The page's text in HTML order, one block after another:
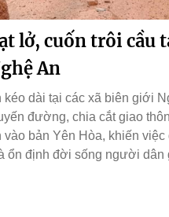
lở, cuốn trôi cầu
An
kéo dài tại các xã biên giới
đường, chia cắt giao
vào bản Yên Hòa, khiến việc
ổn định đời sống người dân